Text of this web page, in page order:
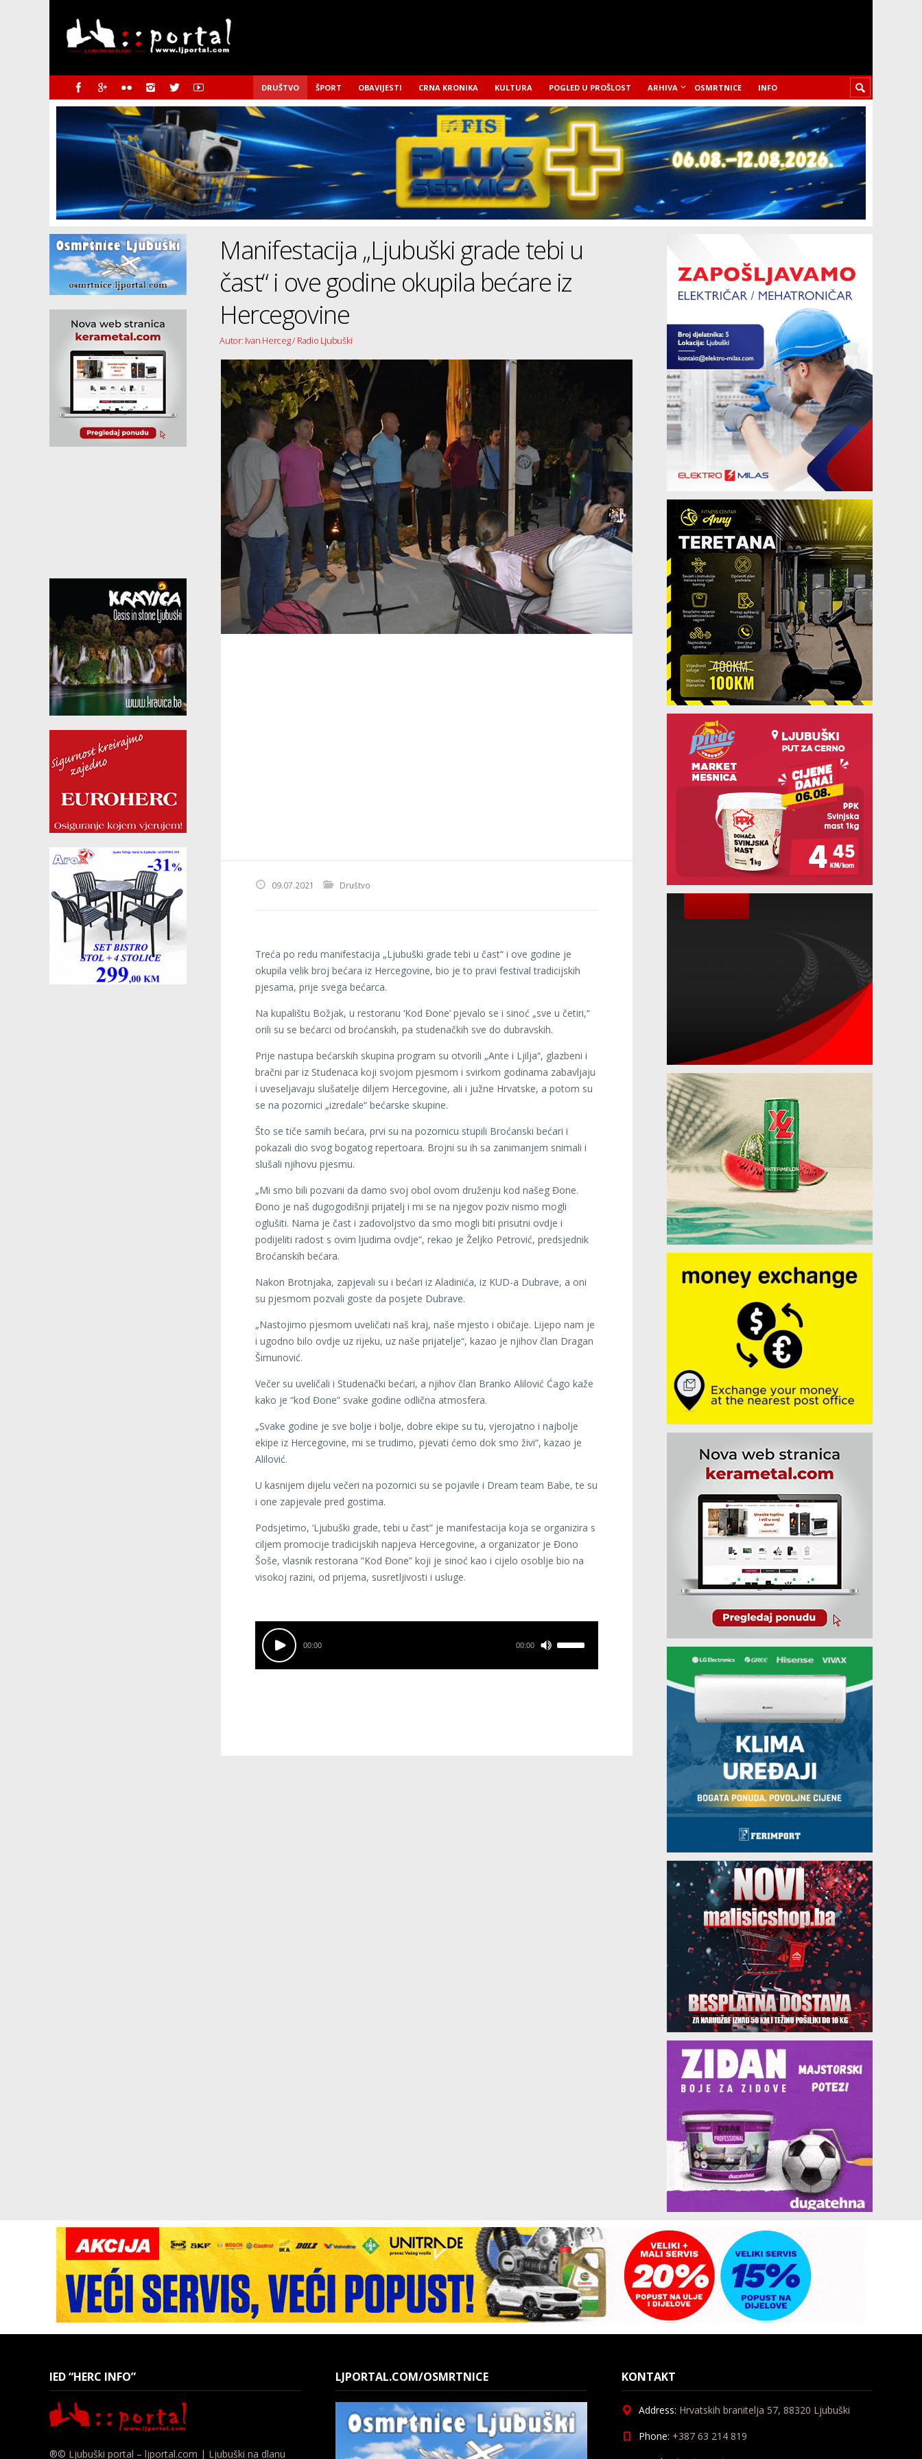
DRUŠTVO ŠPORT OBAVIJESTI CRNA KRONIKA KULTURA POGLED U PROŠLOST ARHIVA OSMRTNICE INFO
Manifestacija „Ljubuški grade tebi u
čast“ i ove godine okupila bećare iz
Hercegovine
Autor: Ivan Herceg / Radio Ljubuški
09.07.2021 Društvo
Treća po redu manifestacija „Ljubuški grade tebi u čast“ i ove godine je
okupila velik broj bećara iz Hercegovine, bio je to pravi festival tradicijskih
pjesama, prije svega bećarca.
Na kupalištu Božjak, u restoranu ‘Kod Đone’ pjevalo se i sinoć „sve u četiri,“
orili su se bećarci od broćanskih, pa studenačkih sve do dubravskih.
Prije nastupa bećarskih skupina program su otvorili „Ante i Ljilja“, glazbeni i
bračni par iz Studenaca koji svojom pjesmom i svirkom godinama zabavljaju
i uveseljavaju slušatelje diljem Hercegovine, ali i južne Hrvatske, a potom su
se na pozornici „izredale“ bećarske skupine.
Što se tiče samih bećara, prvi su na pozornicu stupili Broćanski bećari i
pokazali dio svog bogatog repertoara. Brojni su ih sa zanimanjem snimali i
slušali njihovu pjesmu.
„Mi smo bili pozvani da damo svoj obol ovom druženju kod našeg Đone.
Đono je naš dugogodišnji prijatelj i mi se na njegov poziv nismo mogli
oglušiti. Nama je čast i zadovoljstvo da smo mogli biti prisutni ovdje i
podijeliti radost s ovim ljudima ovdje“, rekao je Željko Petrović, predsjednik
Broćanskih bećara.
Nakon Brotnjaka, zapjevali su i bećari iz Aladinića, iz KUD-a Dubrave, a oni
su pjesmom pozvali goste da posjete Dubrave.
„Nastojimo pjesmom uveličati naš kraj, naše mjesto i običaje. Lijepo nam je
i ugodno bilo ovdje uz rijeku, uz naše prijatelje“, kazao je njihov član Dragan
Šimunović.
Večer su uveličali i Studenački bećari, a njihov član Branko Alilović Ćago kaže
kako je “kod Đone” svake godine odlična atmosfera.
„Svake godine je sve bolje i bolje, dobre ekipe su tu, vjerojatno i najbolje
ekipe iz Hercegovine, mi se trudimo, pjevati ćemo dok smo živi“, kazao je
Alilović.
U kasnijem dijelu večeri na pozornici su se pojavile i Dream team Babe, te su
i one zapjevale pred gostima.
Podsjetimo, ‘Ljubuški grade, tebi u čast” je manifestacija koja se organizira s
ciljem promocije tradicijskih napjeva Hercegovine, a organizator je Đono
Šoše, vlasnik restorana ”Kod Đone” koji je sinoć kao i cijelo osoblje bio na
visokoj razini, od prijema, susretljivosti i usluge.
00:00 00:00
IED “HERC INFO”
®© Ljubuški portal – ljportal.com | Ljubuški na dlanu
LJPORTAL.COM/OSMRTNICE KONTAKT
Address: Hrvatskih branitelja 57, 88320 Ljubuški
Phone: +387 63 214 819